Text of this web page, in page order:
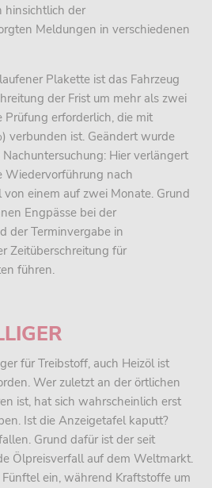
hinsichtlich der
Meldungen in verschiedenen
Plakette ist das Fahrzeug
der Frist um mehr als zwei
Prüfung erforderlich, die mit
verbunden ist. Geändert wurde
Hier verlängert
Wiedervorführung nach
einem auf zwei Monate. Grund
Engpässe bei der
der Terminvergabe in
Zeitüberschreitung für
führen.
für Treibstoff, auch Heizöl ist
Wer zuletzt an der örtlichen
ist, hat sich wahrscheinlich erst
Ist die Anzeigetafel kaputt?
Grund dafür ist der seit
Ölpreisverfall auf dem Weltmarkt.
ein, während Kraftstoffe um